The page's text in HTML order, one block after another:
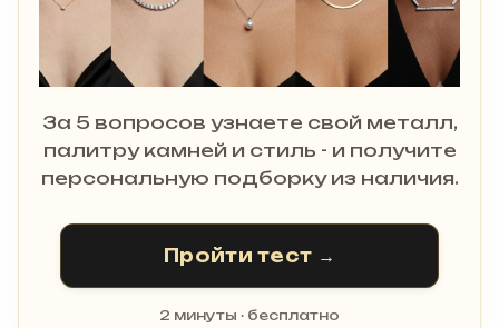
За 5 вопросов узнаете свой металл,
палитру камней и стиль - и получите
персональную подборку из наличия.
Пройти тест →
2 минуты · бесплатно